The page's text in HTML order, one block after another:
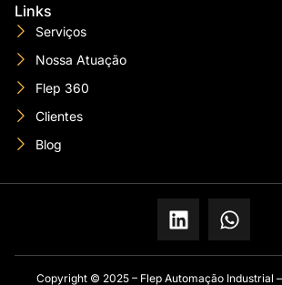
Links
Serviços
Nossa Atuação
Flep 360
Clientes
Blog
Copyright © 2025 – Flep Automação Industrial –